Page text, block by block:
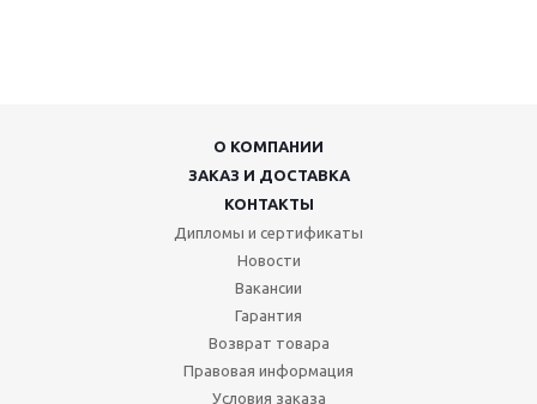
О КОМПАНИИ
ЗАКАЗ И ДОСТАВКА
КОНТАКТЫ
Дипломы и сертификаты
Новости
Вакансии
Гарантия
Возврат товара
Правовая информация
Условия заказа